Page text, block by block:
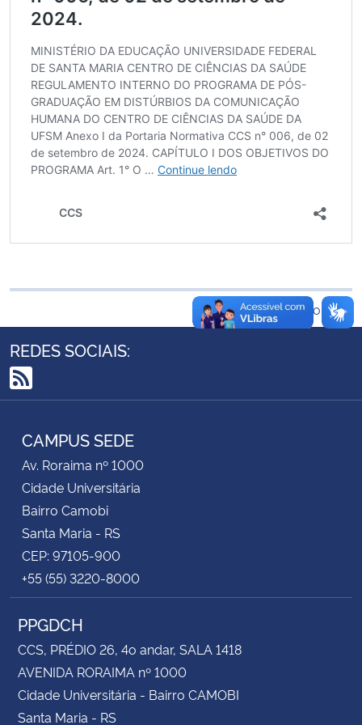
Ministério da Cidadania
Ministério da Saúde
Ministério de Minas e Energia
Ministério da Ciência, Tecnologia, Inovações e Comunicações
Ministério da Mulher, da Família e dos Direitos Humanos
Secretaria-Geral
Secretaria de Governo
Gabinete de Segurança Institucional
Advocacia-Geral da União
Banco Central do Brasil
Voltar ao topo
REDES SOCIAIS:
RSS
CAMPUS SEDE
Av. Roraima nº 1000
Cidade Universitária
Bairro Camobi
Santa Maria - RS
CEP: 97105-900
+55 (55) 3220-8000
PPGDCH
CCS, PRÉDIO 26, 4o andar, SALA 1418
AVENIDA RORAIMA nº 1000
Cidade Universitária - Bairro CAMOBI
Santa Maria - RS